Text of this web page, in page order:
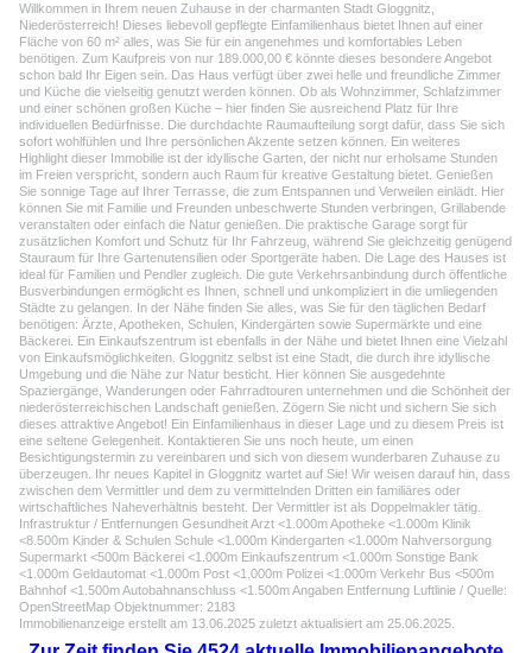
Willkommen in Ihrem neuen Zuhause in der charmanten Stadt Gloggnitz,
Niederösterreich! Dieses liebevoll gepflegte Einfamilienhaus bietet Ihnen auf einer
Fläche von 60 m² alles, was Sie für ein angenehmes und komfortables Leben
benötigen. Zum Kaufpreis von nur 189.000,00 € könnte dieses besondere Angebot
schon bald Ihr Eigen sein. Das Haus verfügt über zwei helle und freundliche Zimmer
und Küche die vielseitig genutzt werden können. Ob als Wohnzimmer, Schlafzimmer
und einer schönen großen Küche – hier finden Sie ausreichend Platz für Ihre
individuellen Bedürfnisse. Die durchdachte Raumaufteilung sorgt dafür, dass Sie sich
sofort wohlfühlen und Ihre persönlichen Akzente setzen können. Ein weiteres
Highlight dieser Immobilie ist der idyllische Garten, der nicht nur erholsame Stunden
im Freien verspricht, sondern auch Raum für kreative Gestaltung bietet. Genießen
Sie sonnige Tage auf Ihrer Terrasse, die zum Entspannen und Verweilen einlädt. Hier
können Sie mit Familie und Freunden unbeschwerte Stunden verbringen, Grillabende
veranstalten oder einfach die Natur genießen. Die praktische Garage sorgt für
zusätzlichen Komfort und Schutz für Ihr Fahrzeug, während Sie gleichzeitig genügend
Stauraum für Ihre Gartenutensilien oder Sportgeräte haben. Die Lage des Hauses ist
ideal für Familien und Pendler zugleich. Die gute Verkehrsanbindung durch öffentliche
Busverbindungen ermöglicht es Ihnen, schnell und unkompliziert in die umliegenden
Städte zu gelangen. In der Nähe finden Sie alles, was Sie für den täglichen Bedarf
benötigen: Ärzte, Apotheken, Schulen, Kindergärten sowie Supermärkte und eine
Bäckerei. Ein Einkaufszentrum ist ebenfalls in der Nähe und bietet Ihnen eine Vielzahl
von Einkaufsmöglichkeiten. Gloggnitz selbst ist eine Stadt, die durch ihre idyllische
Umgebung und die Nähe zur Natur besticht. Hier können Sie ausgedehnte
Spaziergänge, Wanderungen oder Fahrradtouren unternehmen und die Schönheit der
niederösterreichischen Landschaft genießen. Zögern Sie nicht und sichern Sie sich
dieses attraktive Angebot! Ein Einfamilienhaus in dieser Lage und zu diesem Preis ist
eine seltene Gelegenheit. Kontaktieren Sie uns noch heute, um einen
Besichtigungstermin zu vereinbaren und sich von diesem wunderbaren Zuhause zu
überzeugen. Ihr neues Kapitel in Gloggnitz wartet auf Sie! Wir weisen darauf hin, dass
zwischen dem Vermittler und dem zu vermittelnden Dritten ein familiäres oder
wirtschaftliches Naheverhältnis besteht. Der Vermittler ist als Doppelmakler tätig.
Infrastruktur / Entfernungen Gesundheit Arzt <1.000m Apotheke <1.000m Klinik
<8.500m Kinder & Schulen Schule <1.000m Kindergarten <1.000m Nahversorgung
Supermarkt <500m Bäckerei <1.000m Einkaufszentrum <1.000m Sonstige Bank
<1.000m Geldautomat <1.000m Post <1.000m Polizei <1.000m Verkehr Bus <500m
Bahnhof <1.500m Autobahnanschluss <1.500m Angaben Entfernung Luftlinie / Quelle:
OpenStreetMap Objektnummer: 2183
Immobilienanzeige erstellt am 13.06.2025 zuletzt aktualisiert am 25.06.2025.